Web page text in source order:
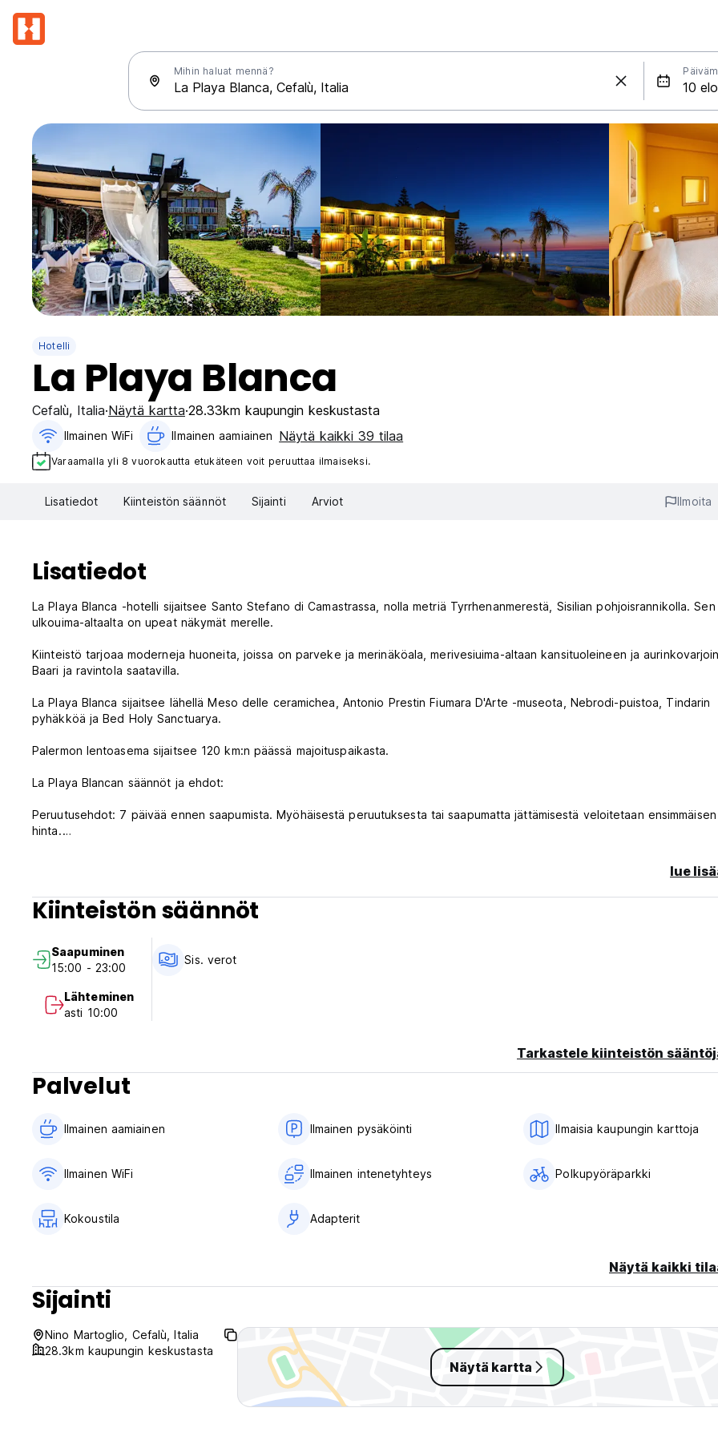
Mihin haluat mennä?
Hotelli
La Playa Blanca
Cefalù, Italia Näytä kartta 28.33km kaupungin keskustasta
Ilmainen WiFi Ilmainen aamiainen‎ Näytä kaikki 39 tilaa
Varaamalla yli 8 vuorokautta etukäteen voit peruuttaa ilmaiseksi.
Lisatiedot Kiinteistön säännöt Sijainti Arviot Ilmoita
Lisatiedot
La Playa Blanca -hotelli sijaitsee Santo Stefano di Camastrassa, nolla metriä Tyrrhenanmerestä, Sisilian pohjoisrannikolla. Sen
ulkouima-altaalta on upeat näkymät merelle.
Kiinteistö tarjoaa moderneja huoneita, joissa on parveke ja merinäköala, merivesiuima-altaan kansituoleineen ja
Baari ja ravintola saatavilla.
La Playa Blanca sijaitsee lähellä Meso delle ceramichea, Antonio Prestin Fiumara D'Arte -museota, Nebrodi-puistoa, Tindarin
pyhäkköä ja Bed Holy Sanctuarya.
Palermon lentoasema sijaitsee 120 km:n päässä majoituspaikasta.
La Playa Blancan säännöt ja ehdot:
Peruutusehdot: 7 päivää ennen saapumista. Myöhäisestä peruutuksesta tai saapumatta jättämisestä veloitetaan
hinta.
Maksu saapumisen yhteydessä käteisellä, luottokortilla.
Verot sisältyvät
Aamiainen sisältyy.
Vastaanotto klo 8.00-23.00.
Sisäänkirjautumisesta klo 23 jälkeen veloitetaan 40 euron lisämaksu. (Auto-translated from original language)
lue
Kiinteistön säännöt
Saapuminen
15:00 - 23:00
Lähteminen
asti 10:00
Sis. verot
Tarkastele kiinteistön
Palvelut
Ilmainen aamiainen‎ Ilmainen pysäköinti Ilmaisia ​​kaupungin karttoja
Ilmainen WiFi Ilmainen intenetyhteys Polkupyöräparkki
Kokoustila Adapterit
Näytä kaikki
Sijainti
Nino Martoglio, Cefalù, Italia
28.3km kaupungin keskustasta
Näytä kartta